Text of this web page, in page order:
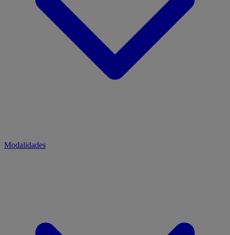
Modalidades